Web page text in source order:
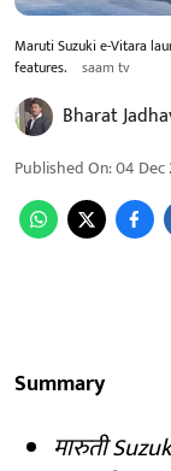
Maruti Suzuki e-Vitara
features.
saam tv
Bharat
Published On:04 Dec
Summary
मारुती